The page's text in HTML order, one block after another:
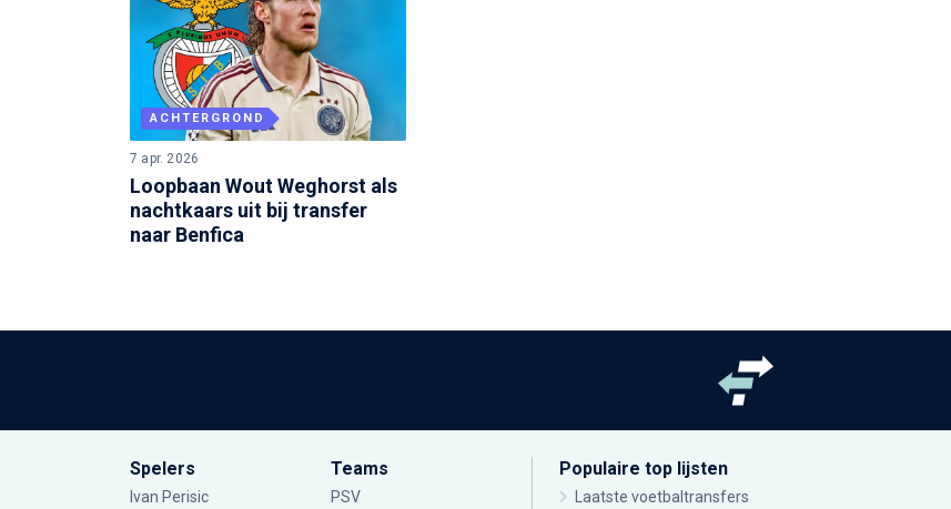
ACHTERGROND
7 apr. 2026
Loopbaan Wout Weghorst als
nachtkaars uit bij transfer
naar Benfica
Spelers
Ivan Perisic
Teams
PSV
Populaire top lijsten
Laatste voetbaltransfers